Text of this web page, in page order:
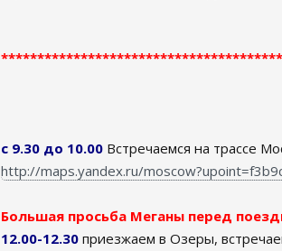
с 9.30 до 10.00 Встречаемся на трассе
http://maps.yandex.ru/
Большая просьба Меганы перед
12.00-12.30 приезжаем в Озеры,